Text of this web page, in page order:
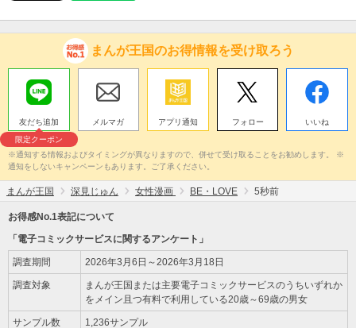
まんが王国のお得情報を受け取ろう
友だち追加
限定クーポン
メルマガ アプリ通知 フォロー いいね
※通知する情報およびタイミングが異なりますので、併せて受け取ることをお勧めします。 ※
通知をしないキャンペーンもあります。ご了承ください。
まんが王国 深見じゅん 女性漫画 BE・LOVE 5秒前
お得感No.1表記について
「電子コミックサービスに関するアンケート」
調査期間 2026年3月6日～2026年3月18日
調査対象
まんが王国または主要電子コミックサービスのうちいずれか
をメイン且つ有料で利用している20歳～69歳の男女
サンプル数 1,236サンプル